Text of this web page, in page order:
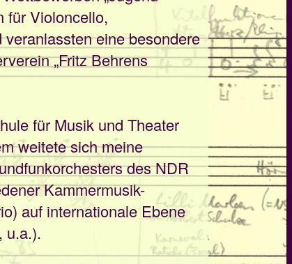
für Violoncello,
eine besondere
„Fritz Behrens
für Musik und Theater
weitete sich meine
des NDR
Kammermusik-
auf internationale Ebene
u.a.).